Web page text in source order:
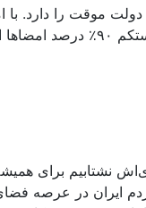
موقت را دارد.
کنید. امضای شما میتواند با اسم مستعار نیز باشد.
نشتابیم برای
ایران در عرصه